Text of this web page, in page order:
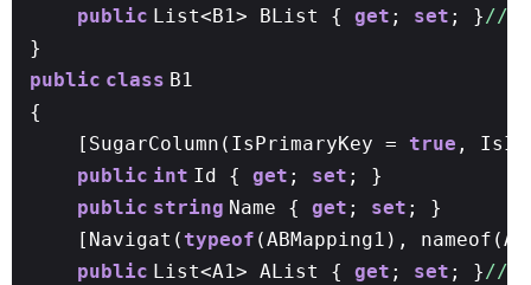
public List<B1> BList { get ; set ; } //只
}
public class B1
{
[SugarColumn(IsPrimaryKey = true ,
public int Id { get ; set ; }
public string Name { get ; set ; }
[Navigat(typeof (ABMapping1),
public List<A1> AList { get ; set ; } //只